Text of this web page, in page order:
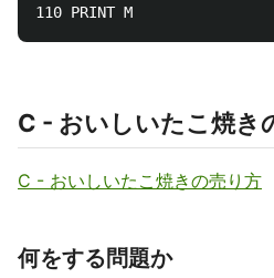
C - おいしいたこ焼き
C - おいしいたこ焼きの売り方
何をする問題か